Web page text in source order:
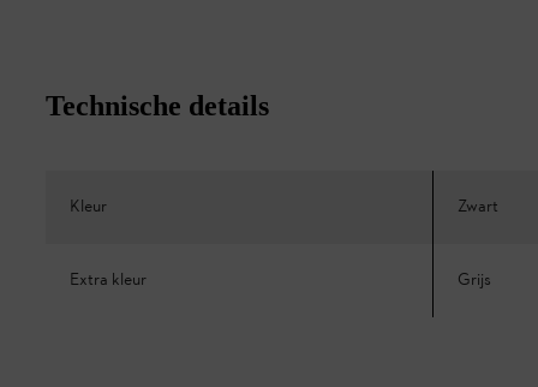
Technische details
Kleur Zwart
Extra kleur Grijs